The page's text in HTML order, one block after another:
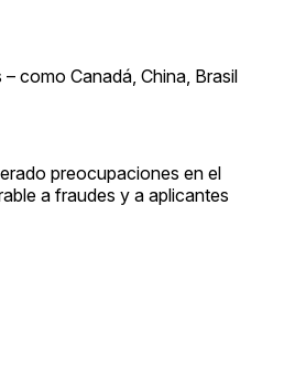
como Canadá, China, Brasil
preocupaciones en el
a fraudes y a aplicantes